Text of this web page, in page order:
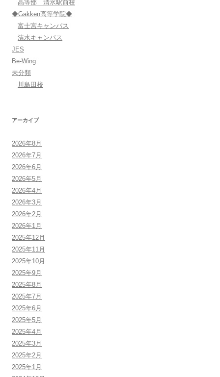
高等部 清水駅前校
◆Gakken高等学院◆
富士宮キャンパス
清水キャンパス
JES
Be-Wing
未分類
川島田校
アーカイブ
2026年8月
2026年7月
2026年6月
2026年5月
2026年4月
2026年3月
2026年2月
2026年1月
2025年12月
2025年11月
2025年10月
2025年9月
2025年8月
2025年7月
2025年6月
2025年5月
2025年4月
2025年3月
2025年2月
2025年1月